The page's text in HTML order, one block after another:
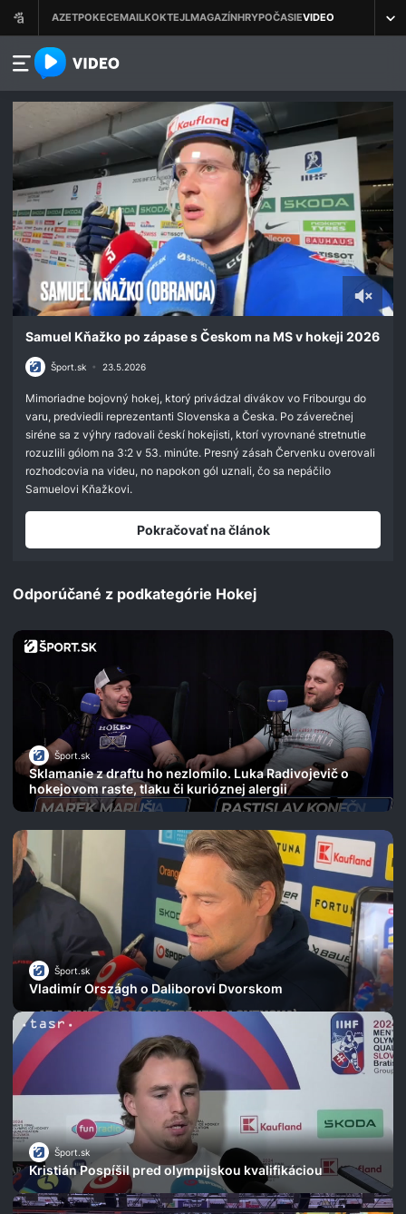
azet.video.sk
seconds
minute,
31
Samuel Kňažko po zápase s Českom na MS v hokeji 2026
Šport.sk • 23.5.2026
Mimoriadne bojovný hokej, ktorý privádzal divákov vo Fribourgu do
varu, predviedli reprezentanti Slovenska a Česka. Po záverečnej
siréne sa z výhry radovali českí hokejisti, ktorí vyrovnané stretnutie
rozuzlili gólom na 3:2 v 53. minúte. Presný zásah Červenku overovali
rozhodcovia na videu, no napokon gól uznali, čo sa nepáčilo
Samuelovi Kňažkovi.
Pokračovať na článok
Odporúčané z podkategórie Hokej
Šport.sk
Sklamanie z draftu ho nezlomilo. Luka Radivojevič o
hokejovom raste, tlaku či kurióznej alergii
Šport.sk
Vladimír Országh o Daliborovi Dvorskom
Šport.sk
Kristián Pospíšil pred olympijskou kvalifikáciou